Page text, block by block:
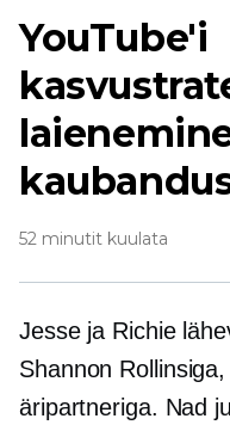
YouTube'i
52 minutit kuulata
Jesse ja Richie
Shannon
äripartneriga. Nad